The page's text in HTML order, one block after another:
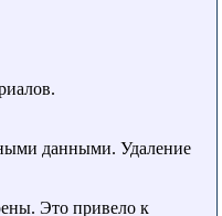
данными. Удаление
Это привело к